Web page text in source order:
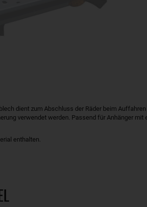
dient zum Abschluss der Räder beim
verwendet werden. Passend für Anhänger mit
enthalten.